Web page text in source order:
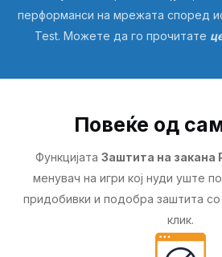
перформанси на мрежата според
Test. Можете да го прочитате
Повеќе од
Функцијата Заштита на закана
менувач на игри кој нуди уште
придобивки и подобра заштита
клик.